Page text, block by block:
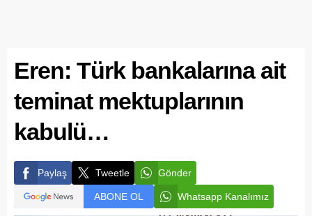
Eren: Türk bankalarına ait
teminat mektuplarının
kabulü…
Paylaş Tweetle Gönder
ABONE OL Whatsapp Kanalımız